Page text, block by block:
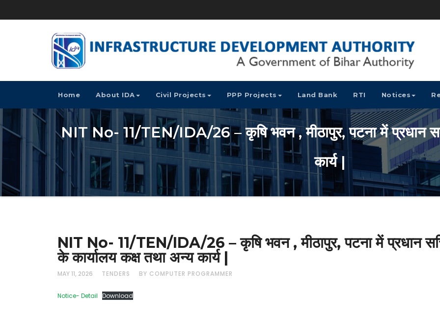
Home About IDA Civil Projects PPP Projects Land Bank RTI Notices
NIT No- 11/TEN/IDA/26 – कृषि भवन , मीठापुर, पटना में प्रधान
कार्य |
NIT No- 11/TEN/IDA/26 – कृषि भवन , मीठापुर, पटना में प्रधान
के कार्यालय कक्ष तथा अन्य कार्य |
MAY 11, 2026 TENDERS BY COMPUTER PROGRAMMER
Notice- Detail Download